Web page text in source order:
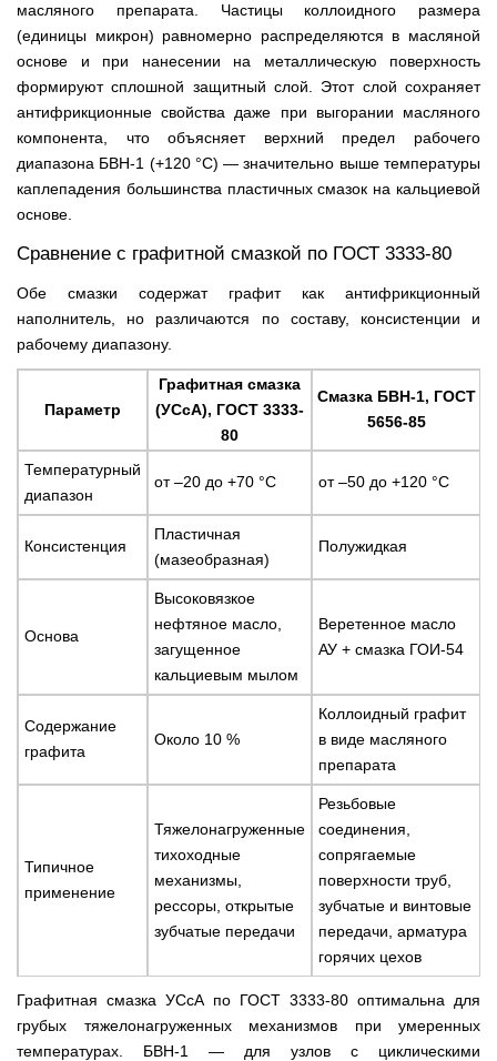
масляного препарата. Частицы коллоидного размера
(единицы микрон) равномерно распределяются в масляной
основе и при нанесении на металлическую поверхность
формируют сплошной защитный слой. Этот слой сохраняет
антифрикционные свойства даже при выгорании масляного
компонента, что объясняет верхний предел рабочего
диапазона БВН-1 (+120 °C) — значительно выше температуры
каплепадения большинства пластичных смазок на кальциевой
основе.
Сравнение с графитной смазкой по ГОСТ 3333-80
Обе смазки содержат графит как антифрикционный
наполнитель, но различаются по составу, консистенции и
рабочему диапазону.
Параметр
Графитная смазка
(УСсА), ГОСТ 3333-
80
Смазка БВН-1, ГОСТ
5656-85
Температурный
диапазон
от –20 до +70 °C от –50 до +120 °C
Консистенция
Пластичная
(мазеобразная)
Полужидкая
Основа
Высоковязкое
нефтяное масло,
загущенное
кальциевым мылом
Веретенное масло
АУ + смазка ГОИ-54
Содержание
графита
Около 10 %
Коллоидный графит
в виде масляного
препарата
Типичное
применение
Тяжелонагруженные
тихоходные
механизмы,
рессоры, открытые
зубчатые передачи
Резьбовые
соединения,
сопрягаемые
поверхности труб,
зубчатые и винтовые
передачи, арматура
горячих цехов
Графитная смазка УСсА по ГОСТ 3333-80 оптимальна для
грубых тяжелонагруженных механизмов при умеренных
температурах. БВН-1 — для узлов с циклическими